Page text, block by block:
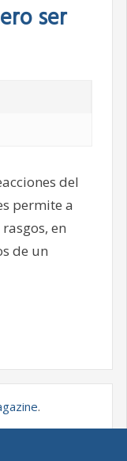
ser
del
permite a
en
de un
.